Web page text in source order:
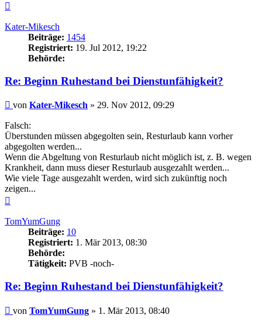
Kater-Mikesch
Beiträge: 1454
Registriert: 19. Jul 2012, 19:22
Behörde:
Re: Beginn Ruhestand bei Dienstunfähigkeit?
Beitrag
von Kater-Mikesch » 29. Nov 2012, 09:29
Falsch:
Überstunden müssen abgegolten sein, Resturlaub kann vorher
abgegolten werden...
Wenn die Abgeltung von Resturlaub nicht möglich ist, z. B. wegen
Krankheit, dann muss dieser Resturlaub ausgezahlt werden...
Wie viele Tage ausgezahlt werden, wird sich zukünftig noch
zeigen...
TomYumGung
Beiträge: 10
Registriert: 1. Mär 2013, 08:30
Behörde:
Tätigkeit: PVB -noch-
Re: Beginn Ruhestand bei Dienstunfähigkeit?
Beitrag
von TomYumGung » 1. Mär 2013, 08:40